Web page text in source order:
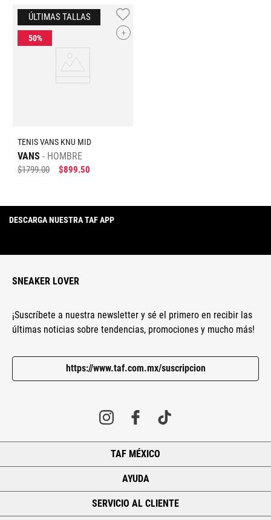
+
TENIS VANS KNU MID
VANS HOMBRE
$1799.00 $899.50
DESCARGA NUESTRA TAF APP
SNEAKER LOVER
¡Suscríbete a nuestra newsletter y sé el primero en recibir las
últimas noticias sobre tendencias, promociones y mucho más!
https://www.taf.com.mx/suscripcion
TAF MÉXICO
AYUDA
SERVICIO AL CLIENTE